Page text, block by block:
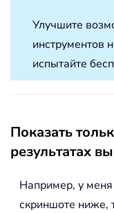
Улучшите
инструментов
испытайте
Показать
результатах
Например, у меня
скриншоте ниже,